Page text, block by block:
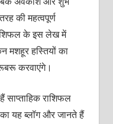
की महत्वपूर्ण
के इस लेख में
मशहूर हस्तियों का
करवाएंगे।
राशिफल
यह ब्लॉग और जानते हैं